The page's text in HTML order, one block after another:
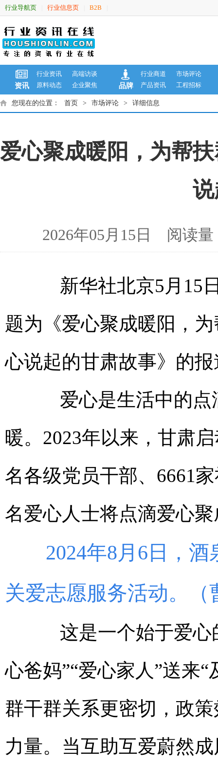
行业导航页 行业信息页 B2B
资讯
行业资讯
高端访谈
原料动态
企业聚焦 品牌
行业商道
市场评论
产品资讯
工程招标
您现在的位置： 首页 > 市场评论 > 详细信息
爱心聚成暖阳，为帮
2026年05月15日 阅读
新华社北京5月15日
题为《爱心聚成暖阳，
心说起的甘肃故事》的
爱心是生活中的点
暖。2023年以来，甘肃
名各级党员干部、6661
名爱心人士将点滴爱心
2024年8月6日，酒
关爱志愿服务活动。（
这是一个始于爱心
心爸妈”“爱心家人”送来
群干群关系更密切，政
力量。当互助互爱蔚然